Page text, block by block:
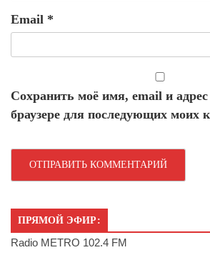
Email *
Сохранить моё имя, email и
браузере для последующих моих
ПРЯМОЙ ЭФИР:
Radio METRO 102.4 FM